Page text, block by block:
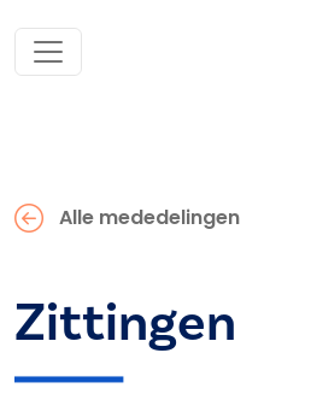
Alle mededelingen
Zittingen